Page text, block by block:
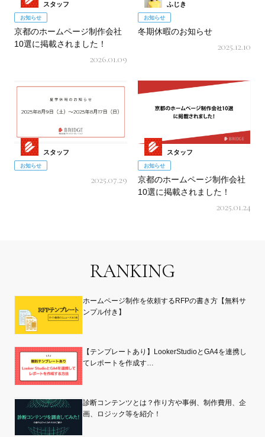
スタッフ
お知らせ
京都のホームページ制作会社
10選に掲載されました！
2026.01.09
ふじき
お知らせ
冬期休暇のお知らせ
2025.12.10
スタッフ
お知らせ
2025.07.29
スタッフ
お知らせ
京都のホームページ制作会社
10選に掲載されました！
2025.01.24
RANKING
ホームページ制作を依頼するRFPの書き方【無料サ
ンプル付き】
【テンプレートあり】LookerStudioとGA4を連携し
てレポートを作成す…
診断コンテンツとは？作り方や事例、制作費用、企
画、ロジック等を紹介！